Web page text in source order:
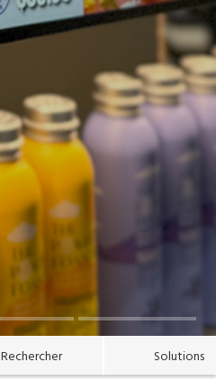
Rechercher Solutions